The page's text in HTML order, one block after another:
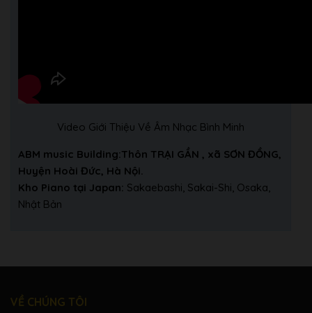
Video Giới Thiệu Về Âm Nhạc Bình Minh
ABM music Building:Thôn TRẠI GẦN , xã SƠN ĐỒNG,
Huyện Hoài Đức, Hà Nội.
Kho Piano tại Japan: Sakaebashi, Sakai-Shi, Osaka,
Nhật Bản
VỀ CHÚNG TÔI